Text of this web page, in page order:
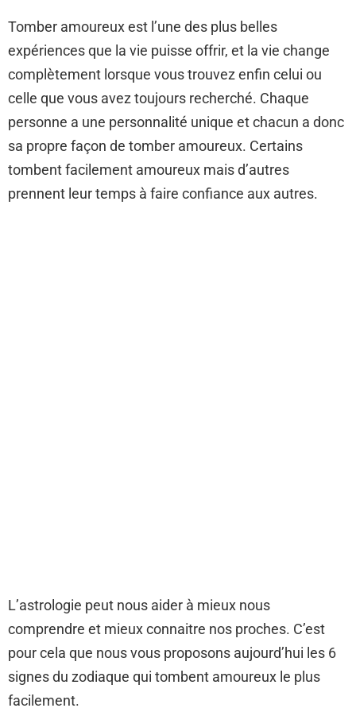
Tomber amoureux est l’une des plus belles
expériences que la vie puisse offrir, et la vie change
complètement lorsque vous trouvez enfin celui ou
celle que vous avez toujours recherché. Chaque
personne a une personnalité unique et chacun a donc
sa propre façon de tomber amoureux. Certains
tombent facilement amoureux mais d’autres
prennent leur temps à faire confiance aux autres.
L’astrologie peut nous aider à mieux nous
comprendre et mieux connaitre nos proches. C’est
pour cela que nous vous proposons aujourd’hui les 6
signes du zodiaque qui tombent amoureux le plus
facilement.